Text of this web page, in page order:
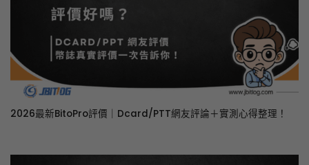
2026最新BitoPro評價｜Dcard/PTT網友評論＋實測心得整理！